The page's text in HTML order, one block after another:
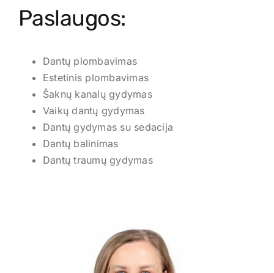
Paslaugos:
Dantų plombavimas
Estetinis plombavimas
Šaknų kanalų gydymas
Vaikų dantų gydymas
Dantų gydymas su sedacija
Dantų balinimas
Dantų traumų gydymas